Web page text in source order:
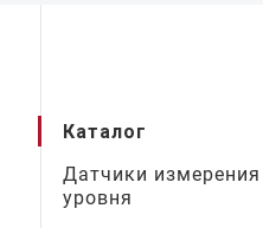
Каталог
Датчики измерения
уровня